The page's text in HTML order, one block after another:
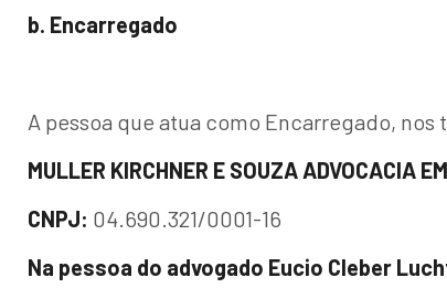
b. Encarregado
A pessoa que atua como Encarregado,
MULLER KIRCHNER E SOUZA ADVOCACIA
CNPJ: 04.690.321/0001-16
Na pessoa do advogado Eucio Cleber